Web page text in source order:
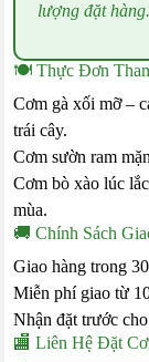
lượng đặt hàng.
🍽️ Thực Đơn
Cơm gà xối mỡ –
trái cây.
Cơm sườn ram
Cơm bò xào lúc
mùa.
🚚 Chính Sách
Giao hàng trong
Miễn phí giao từ
Nhận đặt trước
🏬 Liên Hệ Đặt